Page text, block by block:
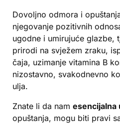
Dovoljno odmora i
njegovanje pozitivnih
ugodne i umirujuće glazbe,
prirodi na svježem zraku,
čaja, uzimanje vitamina B
nizostavno, svakodnevno
ulja.
Znate li da nam esencijalna
opuštanja, mogu biti pravi